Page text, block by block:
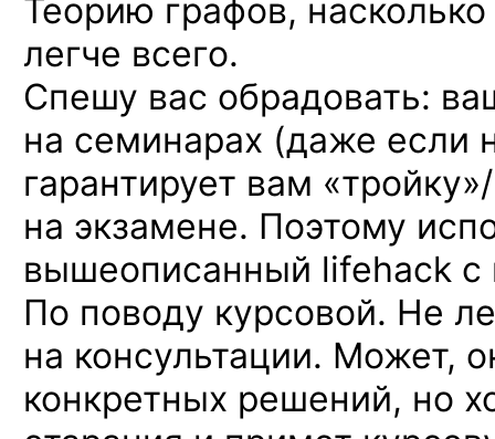
Теорию графов,
легче всего.
Спешу вас обрадовать:
на семинарах (даже если
гарантирует вам
на экзамене. Поэтому
вышеописанный lifehack с
По поводу курсовой. Не
на консультации. Может,
конкретных решений, но